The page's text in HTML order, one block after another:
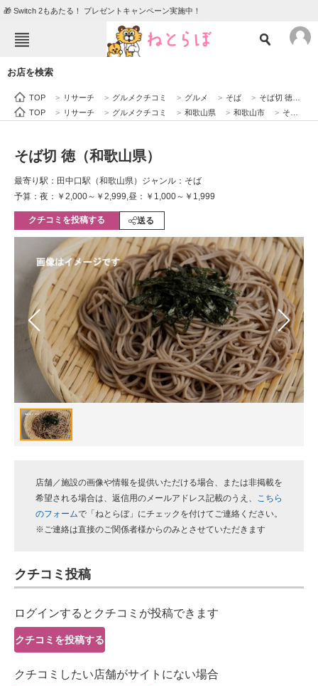
🎁 Switch 2もあたる！ プレゼントキャンペーン実施中！
エンタメ クイズ
住まい
動物 リサーチ
会員記事
メディア
注目記事を集めた総合ページ
ITの今と未来を見通す
スマホと通信の最新トレンド
進化するPCとデバイスの未来
好きが集まる 比べて選べる
ビジネスと働き方のヒント
企業ITのトレンドを詳説
経営リーダーのコミュニティ
ITエンジニア向け専門サイト
企業向けIT製品の総合サイト
IT製品の技術・比較・事例
製造業のIT導入・活用を支援
お店を検索
TOP > リサーチ > グルメクチコミ > グルメ > そば > そば切 徳（和歌山県）
TOP
> リサーチ > グルメクチコミ > 和歌山県 > 和歌山市 > そば切 徳（和歌山県）
そば切 徳（和歌山県）
最寄り駅：田中口駅（和歌山県） ジャンル：そば
予算：夜：￥2,000～￥2,999,昼：￥1,000～￥1,999
クチコミを投稿する 送る
店舗／施設の画像や情報を提供いただける場合、または非掲載を
希望される場合は、返信用のメールアドレス記載のうえ、
こちら
のフォームで「ねとらぼ」にチェックを付けてご連絡ください。
※ご連絡は直接のご関係者様からのみとさせていただきます
クチコミ投稿
ログインするとクチコミが投稿できます
クチコミを投稿する
クチコミしたい店舗がサイトにない場合